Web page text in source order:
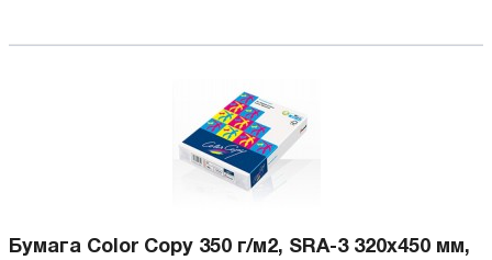
Бумага Color Copy 350 г/м2, SRA-3 320x450 мм,